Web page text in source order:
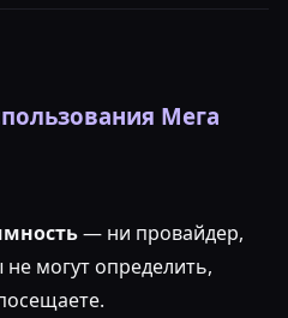
Мега
— ни провайдер,
могут определить,